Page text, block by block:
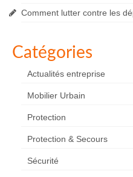
Comment lutter contre les
Catégories
Actualités entreprise
Mobilier Urbain
Protection
Protection & Secours
Sécurité